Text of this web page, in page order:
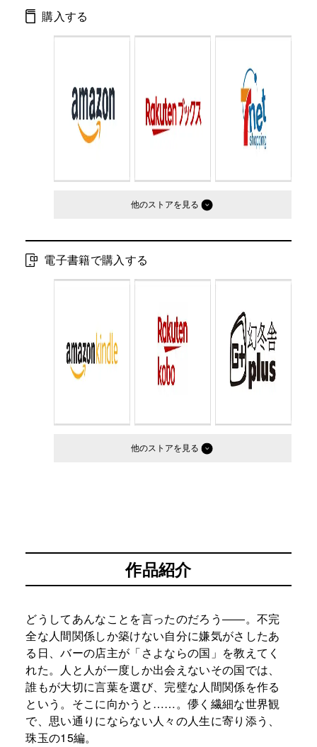
ISBN：
購入する
他のストア
電子書籍で購入する
他のストア
作品紹介
どうしてあんなことを言ったのだろう――。不完
全な人間関係しか築けない自分に嫌気がさしたあ
る日、バーの店主が「さよならの国」を教えてく
れた。人と人が一度しか出会えないその国では、
誰もが大切に言葉を選び、完璧な人間関係を作る
という。そこに向かうと……。儚く繊細な世界観
で、思い通りにならない人々の人生に寄り添う、
珠玉の15編。